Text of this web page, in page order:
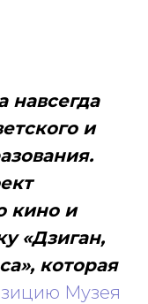
навсегда
и
кино и
«Дзиган,
которая
Музея